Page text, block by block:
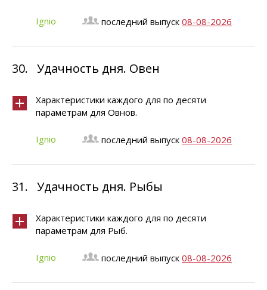
Ignio последний выпуск 08-08-2026
30. Удачность дня. Овен
Характеристики каждого для по десяти
параметрам для Овнов.
Ignio последний выпуск 08-08-2026
31. Удачность дня. Рыбы
Характеристики каждого для по десяти
параметрам для Рыб.
Ignio последний выпуск 08-08-2026